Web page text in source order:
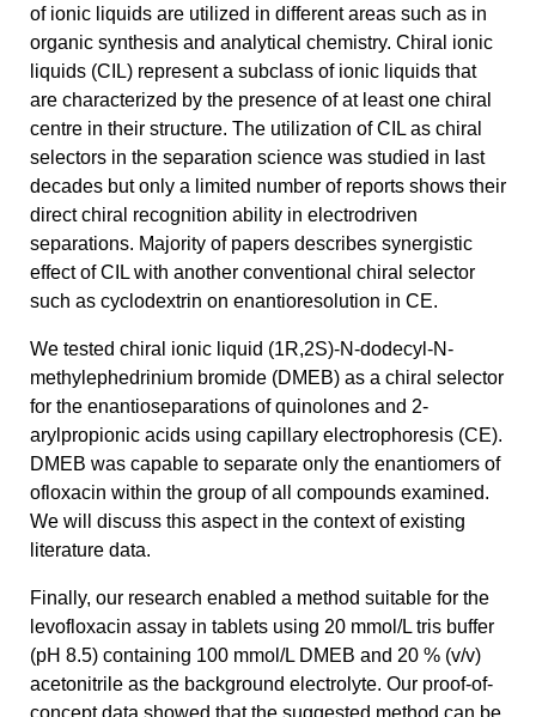
of ionic liquids are utilized in different areas such as in
organic synthesis and analytical chemistry. Chiral ionic
liquids (CIL) represent a subclass of ionic liquids that
are characterized by the presence of at least one chiral
centre in their structure. The utilization of CIL as chiral
selectors in the separation science was studied in last
decades but only a limited number of reports shows their
direct chiral recognition ability in electrodriven
separations. Majority of papers describes synergistic
effect of CIL with another conventional chiral selector
such as cyclodextrin on enantioresolution in CE.
We tested chiral ionic liquid (1R,2S)-N-dodecyl-N-
methylephedrinium bromide (DMEB) as a chiral selector
for the enantioseparations of quinolones and 2-
arylpropionic acids using capillary electrophoresis (CE).
DMEB was capable to separate only the enantiomers of
ofloxacin within the group of all compounds examined.
We will discuss this aspect in the context of existing
literature data.
Finally, our research enabled a method suitable for the
levofloxacin assay in tablets using 20 mmol/L tris buffer
(pH 8.5) containing 100 mmol/L DMEB and 20 % (v/v)
acetonitrile as the background electrolyte. Our proof-of-